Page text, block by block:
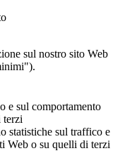
sul nostro sito Web
e sul comportamento
terzi
statistiche sul traffico e
Web o su quelli di terzi